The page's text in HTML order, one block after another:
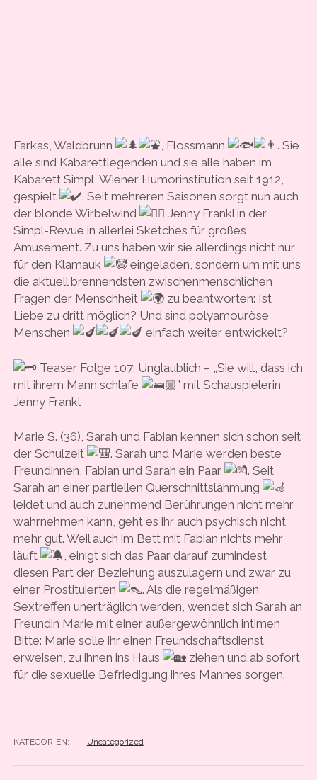
Farkas, Waldbrunn , Flossmann
. Sie
alle sind Kabarettlegenden und sie alle haben im
Kabarett Simpl, Wiener Humorinstitution seit 1912,
gespielt
. Seit mehreren Saisonen sorgt nun auch
der blonde Wirbelwind
Jenny Frankl in der
Simpl-Revue in allerlei Sketches für großes
Amusement. Zu uns haben wir sie allerdings nicht nur
für den Klamauk
eingeladen, sondern um mit uns
die aktuell brennendsten zwischenmenschlichen
Fragen der Menschheit
zu beantworten: Ist
Liebe zu dritt möglich? Und sind polyamouröse
Menschen
einfach weiter entwickelt?
Teaser Folge 107: Unglaublich – „Sie will, dass ich
mit ihrem Mann schlafe
” mit Schauspielerin
Jenny Frankl
Marie S. (36), Sarah und Fabian kennen sich schon seit
der Schulzeit
. Sarah und Marie werden beste
Freundinnen, Fabian und Sarah ein Paar
. Seit
Sarah an einer partiellen Querschnittslähmung
leidet und auch zunehmend Berührungen nicht mehr
wahrnehmen kann, geht es ihr auch psychisch nicht
mehr gut. Weil auch im Bett mit Fabian nichts mehr
läuft
, einigt sich das Paar darauf zumindest
diesen Part der Beziehung auszulagern und zwar zu
einer Prostituierten
. Als die regelmäßigen
Sextreffen unerträglich werden, wendet sich Sarah an
Freundin Marie mit einer außergewöhnlich intimen
Bitte: Marie solle ihr einen Freundschaftsdienst
erweisen, zu ihnen ins Haus
ziehen und ab sofort
für die sexuelle Befriedigung ihres Mannes sorgen.
KATEGORIEN: Uncategorized